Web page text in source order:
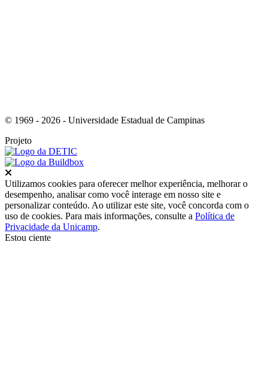
© 1969 - 2026 - Universidade Estadual de Campinas
Projeto
Utilizamos cookies para oferecer melhor experiência, melhorar o
desempenho, analisar como você interage em nosso site e
personalizar conteúdo. Ao utilizar este site, você concorda com o
uso de cookies. Para mais informações, consulte a Política de
Privacidade da Unicamp.
Estou ciente